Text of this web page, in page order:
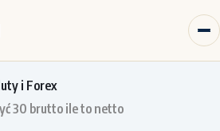
i Forex
30 brutto ile to netto